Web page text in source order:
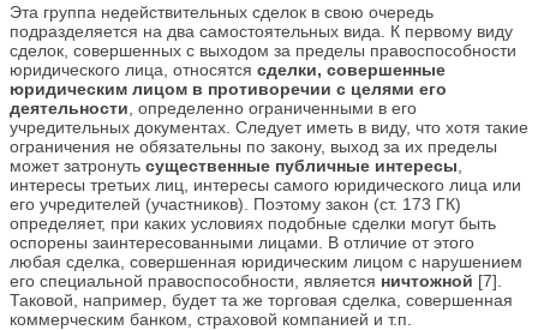
Эта группа недействительных сделок в свою очередь
подразделяется на два самостоятельных вида. К первому виду
сделок, совершенных с выходом за пределы правоспособности
юридического лица, относятся сделки, совершенные
юридическим лицом в противоречии с целями его
деятельности , определенно ограниченными в его
учредительных документах. Следует иметь в виду, что хотя такие
ограничения не обязательны по закону, выход за их пределы
может затронуть существенные публичные интересы
интересы третьих лиц, интересы самого юридического лица или
его учредителей (участников). Поэтому закон (ст. 173 ГК)
определяет, при каких условиях подобные сделки могут быть
оспорены заинтересованными лицами. В отличие от этого
любая сделка, совершенная юридическим лицом с нарушением
его специальной правоспособности, является ничтожной [7].
Таковой, например, будет та же торговая сделка, совершенная
коммерческим банком, страховой компанией и т.п.